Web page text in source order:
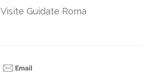
Visite Guidate Roma